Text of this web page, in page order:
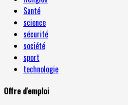
Santé
science
sécurité
société
sport
technologie
Offre d'emploi